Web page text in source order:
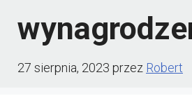
27 sierpnia, 2023 przez Robert